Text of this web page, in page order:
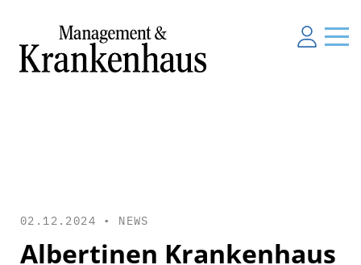
02.12.2024 • NEWS
Albertinen Krankenhaus